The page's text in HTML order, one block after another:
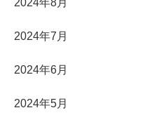
2024年8月
2024年7月
2024年6月
2024年5月